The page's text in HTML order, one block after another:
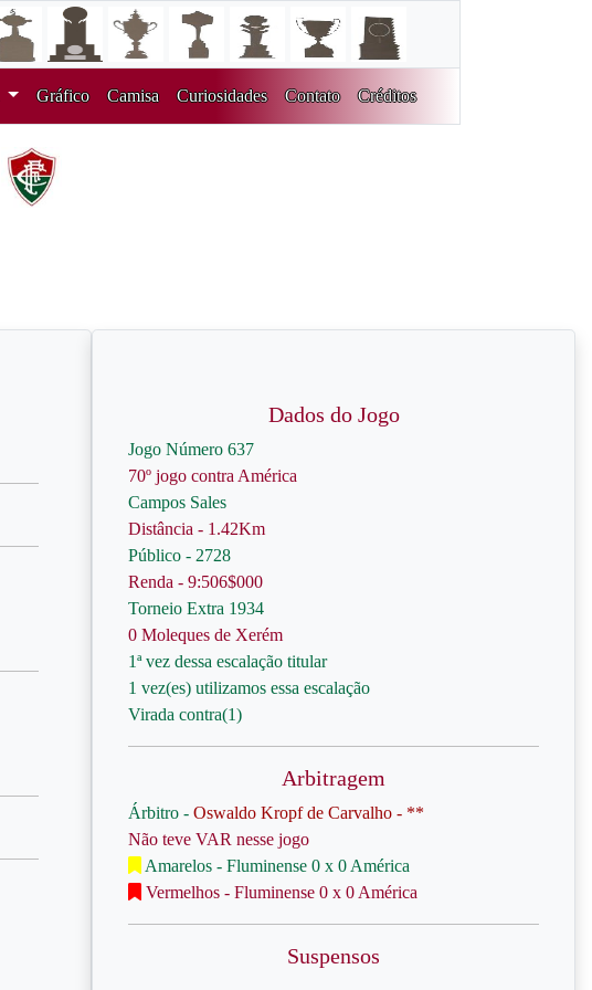
Gráfico Camisa Curiosidades Contato Créditos
Dados do Jogo
Jogo Número 637
70º jogo contra América
Campos Sales
Distância - 1.42Km
Público - 2728
Renda - 9:506$000
Torneio Extra 1934
0 Moleques de Xerém
1ª vez dessa escalação titular
1 vez(es) utilizamos essa escalação
Virada contra(1)
Arbitragem
Árbitro - Oswaldo Kropf de Carvalho - **
Não teve VAR nesse jogo
Amarelos - Fluminense 0 x 0 América
Vermelhos - Fluminense 0 x 0 América
Suspensos